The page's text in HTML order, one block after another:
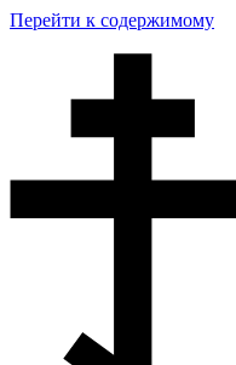
Перейти к содержимому